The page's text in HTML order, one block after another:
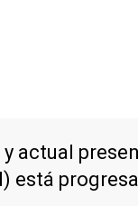
actual
está